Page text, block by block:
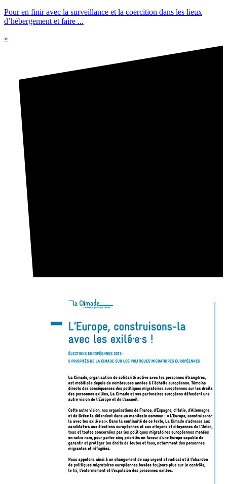
Pour en finir avec la surveillance et la coercition dans les lieux
d’hébergement et faire ...
»